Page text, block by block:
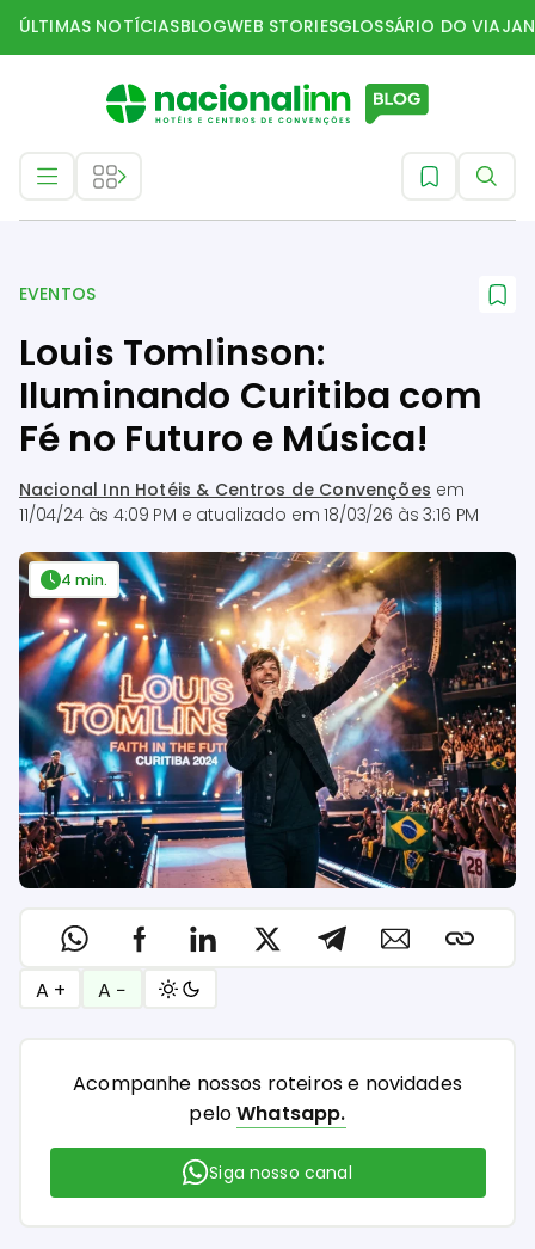
ÚLTIMAS NOTÍCIASBLOGWEB STORIESGLOSSÁRIO DO
EVENTOS
Louis Tomlinson:
Iluminando Curitiba com
Fé no Futuro e Música!
Nacional Inn Hotéis & Centros de Convenções em
11/04/24 às 4:09 PM e atualizado em18/03/26 às 3:16 PM
4 min.
A + A −
Acompanhe nossos roteiros e novidades
peloWhatsapp.
Siga nosso canal